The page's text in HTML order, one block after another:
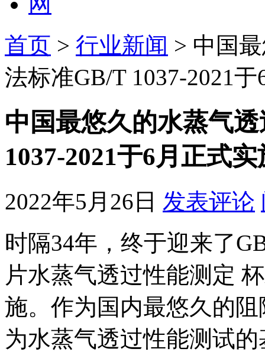
首页 > 行业新闻 > 中国
法标准GB/T 1037-2021
中国最悠久的水蒸气
1037-2021于6月正式实
2022年5月26日 发表评论
时隔34年，终于迎来了
片水蒸气透过性能测定
施。作为国内最悠久的
为水蒸气透过性能测试